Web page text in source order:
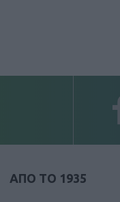
ΑΠΟ ΤΟ 1935